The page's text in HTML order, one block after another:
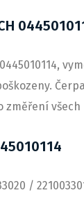
změření
/